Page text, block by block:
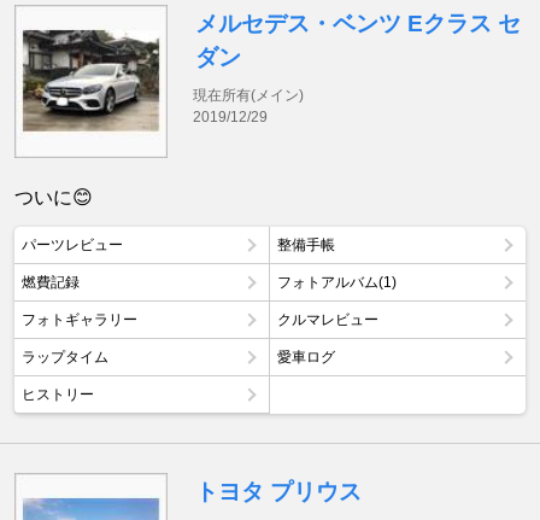
メルセデス・ベンツ Eクラス セ
ダン
現在所有(メイン)
2019/12/29
ついに😊
パーツレビュー 整備手帳
燃費記録 フォトアルバム(1)
フォトギャラリー クルマレビュー
ラップタイム 愛車ログ
ヒストリー
トヨタ プリウス